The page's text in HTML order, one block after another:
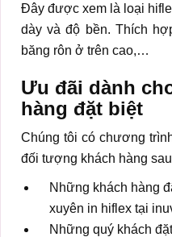
Đây được xem là loại
dày và độ bền. Thích
băng rôn ở trên cao,…
Ưu đãi dành
hàng đặt biệt
Chúng tôi có chương
đối tượng khách hàng
Những khách hàng
xuyên in hiflex tại
Những quý khách